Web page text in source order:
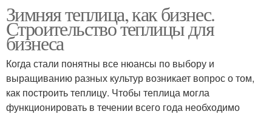
Зимний период
Круглогодичная
теплица
Зимний теплица Теплица с нуля
Зимняя теплица, как бизнес.
Строительство теплицы для
бизнеса
Когда стали понятны все нюансы по выбору и
выращиванию разных культур возникает вопрос о том,
как построить теплицу. Чтобы теплица могла
функционировать в течении всего года необходимо